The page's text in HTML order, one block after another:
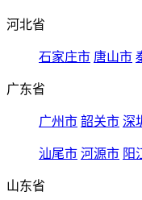
河北省
石家庄市 唐山市
广东省
广州市 韶关市 深
汕尾市 河源市 阳
山东省